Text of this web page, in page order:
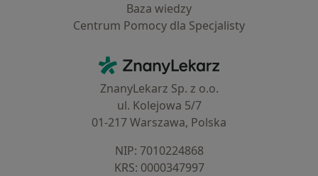
Baza wiedzy
Centrum Pomocy dla Specjalisty
ZnanyLekarz - Strona główna
ZnanyLekarz Sp. z o.o.
ul. Kolejowa 5/7
01-217 Warszawa, Polska
NIP: ⁠7010224868
KRS: ⁠0000347997